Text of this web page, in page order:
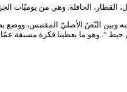
القطار، الحافلة. وهي من يوميّات
وبين النّصّ الأصليّ المقتبس،
في حيط “. وهو ما يعطينا فكرة